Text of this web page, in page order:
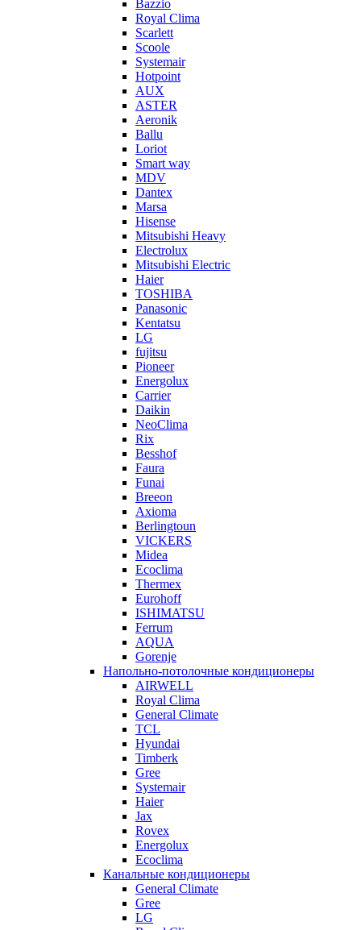
Bazzio
Royal Clima
Scarlett
Scoole
Systemair
Hotpoint
AUX
ASTER
Aeronik
Ballu
Loriot
Smart way
MDV
Dantex
Marsa
Hisense
Mitsubishi Heavy
Electrolux
Mitsubishi Electric
Haier
TOSHIBA
Panasonic
Kentatsu
LG
fujitsu
Pioneer
Energolux
Carrier
Daikin
NeoClima
Rix
Besshof
Faura
Funai
Breeon
Axioma
Berlingtoun
VICKERS
Midea
Ecoclima
Thermex
Eurohoff
ISHIMATSU
Ferrum
AQUA
Gorenje
Напольно-потолочные кондиционеры
AIRWELL
Royal Clima
General Climate
TCL
Hyundai
Timberk
Gree
Systemair
Haier
Jax
Rovex
Energolux
Ecoclima
Канальные кондиционеры
General Climate
Gree
LG